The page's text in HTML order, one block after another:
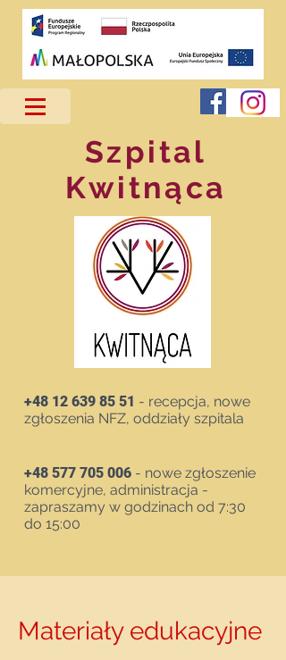
Szpital
Kwitnąca
+48 12 639 85 51 - recepcja, nowe
zgłoszenia NFZ, oddziały szpitala
+48 577 705 006 - nowe zgłoszenie
komercyjne, administracja -
zapraszamy w godzinach od 7:30
do 15:00
Materiały edukacyjne